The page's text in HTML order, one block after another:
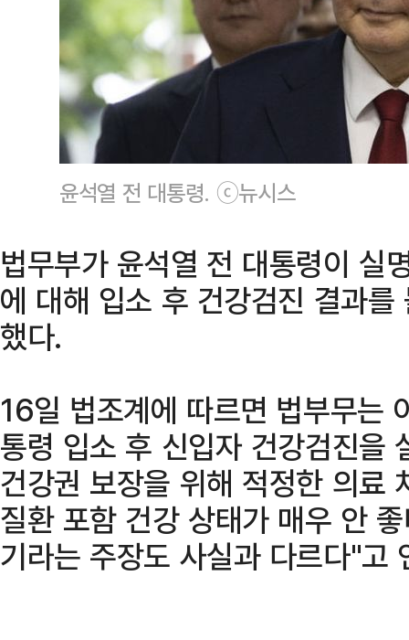
윤석열 전 대통령. ⓒ뉴시스
법무부가 윤석열 전 대통령이 실
에 대해 입소 후 건강검진 결과
했다.
16일 법조계에 따르면 법부무는
통령 입소 후 신입자 건강검진을
건강권 보장을 위해 적정한 의료
질환 포함 건강 상태가 매우 안
기라는 주장도 사실과 다르다"고